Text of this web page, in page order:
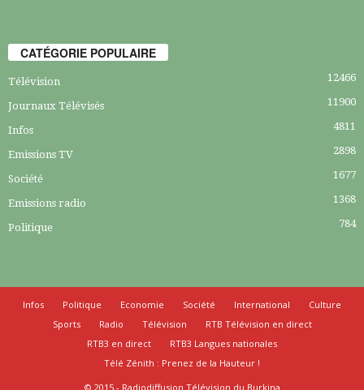
CATÉGORIE POPULAIRE
Télévision 12466
Journaux Télévisés 11900
Infos 4811
Emissions TV 2898
Société 1677
Emissions radio 1368
Politique 784
Infos Politique Economie Société International
Culture
Sports
Radio Télévision
RTB Télévision en direct
RTB3 en direct
RTB3 Langues nationales
Télé Zénith : Prenez de la Hauteur !
© 2015 - Radiodiffusion Télévision du Burkina